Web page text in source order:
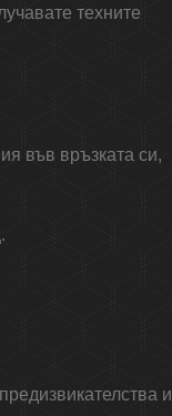
техните
във връзката си,
и